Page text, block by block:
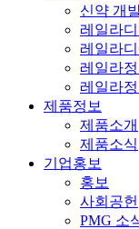
신약 개
레일라
레일라
레일라
레일라
제품정보
제품소개
제품소식
기업홍보
홍보
사회공헌
PMG 소